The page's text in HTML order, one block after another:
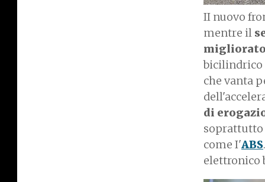
II nuovo
mentre il
bicilindrico
che vanta
di
soprattutto
come I'ABS
elettronico